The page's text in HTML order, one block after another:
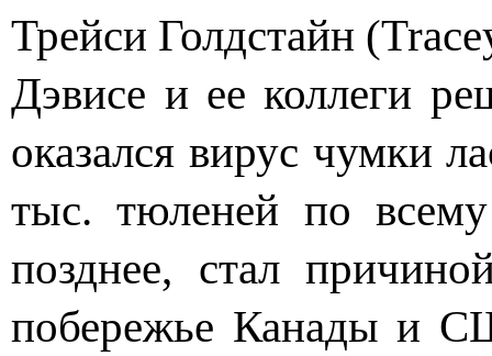
Трейси Голдстайн
Дэвисе и ее коллеги
оказался вирус чумки
тыс. тюленей по
позднее, стал
побережье Канады и